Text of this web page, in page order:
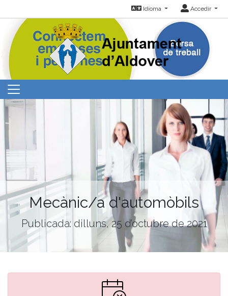
Idioma Accedir
Mecànic/a d'automòbils
Publicada: dilluns, 25 d’octubre de 2021